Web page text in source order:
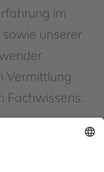
im
unserer
Vermittlung
Fachwissens.